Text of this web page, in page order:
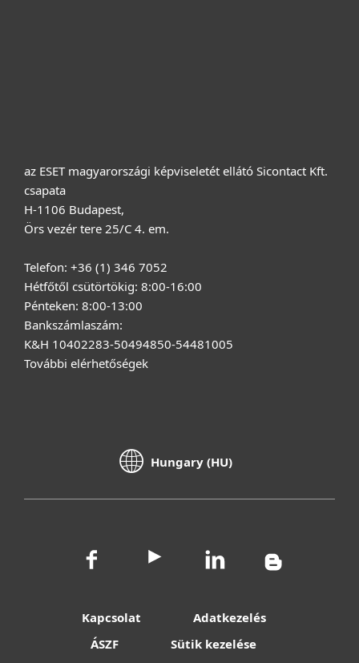
az ESET magyarországi képviseletét ellátó Sicontact Kft.
csapata
H-1106 Budapest,
Örs vezér tere 25/C 4. em.
Telefon: +36 (1) 346 7052
Hétfőtől csütörtökig: 8:00-16:00
Pénteken: 8:00-13:00
Bankszámlaszám:
K&H 10402283-50494850-54481005
További elérhetőségek
Hungary (HU)
Kapcsolat
Adatkezelés
ÁSZF
Sütik kezelése